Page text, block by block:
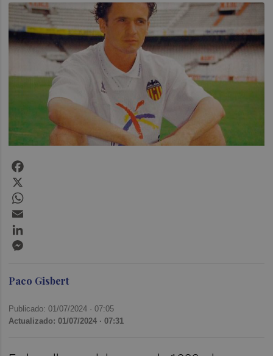
Paco Gisbert
Publicado: 01/07/2024 ·07:05
Actualizado: 01/07/2024 · 07:31